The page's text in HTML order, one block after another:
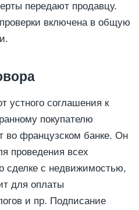
передают продавцу.
включена в общую
устного соглашения к
покупателю
во французском банке. Он
проведения всех
сделке с недвижимостью,
для оплаты
и пр. Подписание